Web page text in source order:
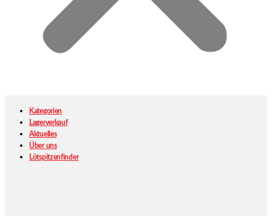
Kategorien
Lagerverkauf
Aktuelles
Über uns
Lötspitzenfinder